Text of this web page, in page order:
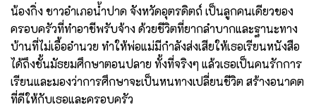
น้องกิ่ง ชาวอำเภอน้ำปาด จังหวัดอุตรดิตถ์ เป็นลูกคนเดียวของ
ครอบครัวที่ทำอาชีพรับจ้าง ด้วยชีวิตที่ยากลำบากและฐานะทาง
บ้านที่ไม่เอื้ออำนวย ทำให้พ่อแม่มีกำลังส่งเสียให้เธอเรียนหนังสือ
ได้ถึงชั้นมัธยมศึกษาตอนปลาย ทั้งที่จริงๆ แล้วเธอเป็นคนรักการ
เรียนและมองว่าการศึกษาจะเป็นหนทางเปลี่ยนชีวิต สร้างอนาคต
ที่ดีให้กับเธอและครอบครัว